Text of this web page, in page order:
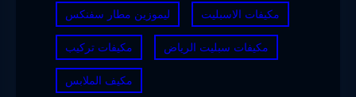
ليموزين مطار سفنكس مكيفات الاسبليت
مكيفات تركيب مكيفات سبليت الرياض
مكيف الملابس